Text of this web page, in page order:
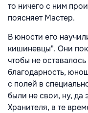
то ничего с ним
поясняет Мастер.
В юности его
кишиневцы". Они
чтобы не
благодарность,
с полей в
были не свои, ну, да
Хранителя, в те